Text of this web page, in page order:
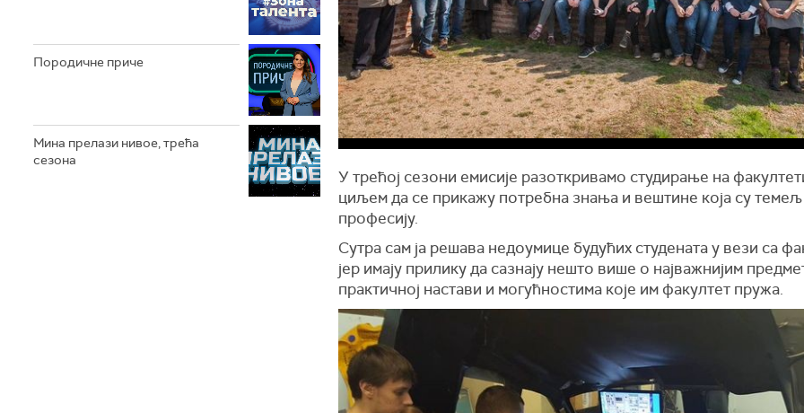
Породичне приче
Мина прелази нивое, трећа
сезона
У трећој сезони емисије разоткривамо студирање на
циљем да се прикажу потребна знања и вештине која су темељ
професију.
Сутра сам ја решава недоумице будућих студената у вези са
јер имају прилику да сазнају нешто више о најважнијим
практичној настави и могућностима које им факултет пружа.